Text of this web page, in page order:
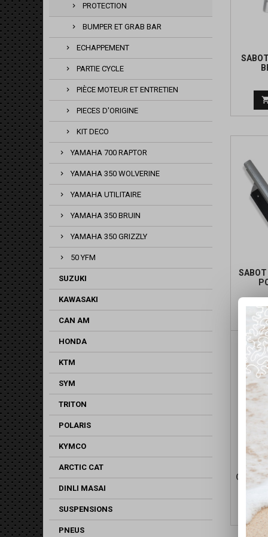
PROTECTION
BUMPER ET GRAB BAR
ECHAPPEMENT
PARTIE CYCLE
PIÈCE MOTEUR ET ENTRETIEN
PIECES D'ORIGINE
KIT DECO
YAMAHA 700 RAPTOR
YAMAHA 350 WOLVERINE
YAMAHA UTILITAIRE
YAMAHA 350 BRUIN
YAMAHA 350 GRIZZLY
50 YFM
SUZUKI
KAWASAKI
CAN AM
HONDA
KTM
SYM
TRITON
POLARIS
KYMCO
ARCTIC CAT
DINLI MASAI
SUSPENSIONS
PNEUS
SABOT
